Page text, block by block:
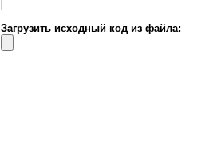
Загрузить исходный код из файла: